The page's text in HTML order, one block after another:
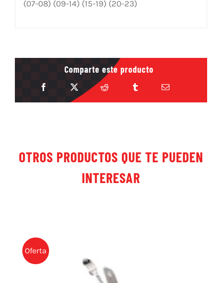
(07-08) (09-14) (15-19) (20-23)
Comparte este producto
OTROS PRODUCTOS QUE TE PUEDEN
INTERESAR
Oferta